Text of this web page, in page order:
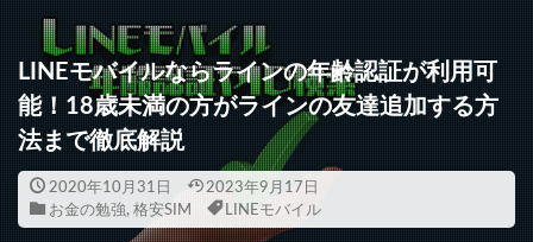
LINEモバイルならラインの年齢認証が利用可
能！18歳未満の方がラインの友達追加する方
法まで徹底解説
2020年10月31日
2023年9月17日
お金の勉強, 格安SIM LINEモバイル